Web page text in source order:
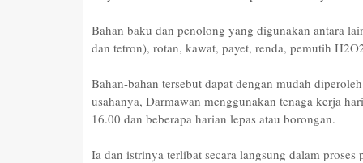
Bahan baku dan penolong yang digunakan antara
dan tetron), rotan, kawat, payet, renda, pemutih
Bahan-bahan tersebut dapat dengan mudah
usahanya, Darmawan menggunakan tenaga kerja
16.00 dan beberapa harian lepas atau borongan.
Ia dan istrinya terlibat secara langsung dalam